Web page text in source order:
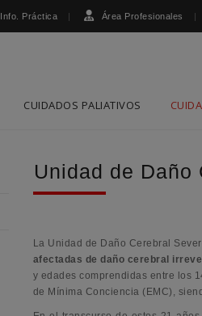
Info. Práctica Área Profesionales
CUIDADOS PALIATIVOS
Unidad de Daño
La Unidad de Daño Cerebral
afectadas de daño cerebral
y edades comprendidas entre los
de Mínima Conciencia (EMC),